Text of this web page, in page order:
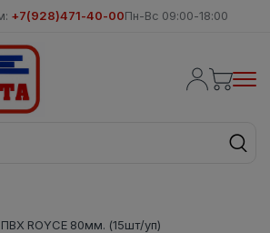
+7(928)471-40-00Пн-Вс 09:00-18:00
ROYCE 80мм. (15шт/уп)